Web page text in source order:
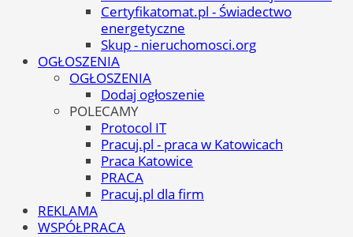
Certyfikatomat.pl - Świadectwo
energetyczne
Skup - nieruchomosci.org
OGŁOSZENIA
OGŁOSZENIA
Dodaj ogłoszenie
POLECAMY
Protocol IT
Pracuj.pl - praca w Katowicach
Praca Katowice
PRACA
Pracuj.pl dla firm
REKLAMA
WSPÓŁPRACA